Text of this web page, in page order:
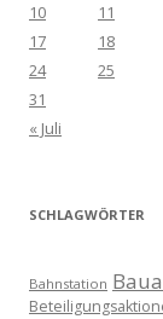
10
11
17
18
24
25
31
« Juli
SCHLAGWÖRTER
Bahnstation